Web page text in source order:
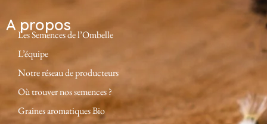
A propos
Les Semences de l’Ombelle
L’équipe
Notre réseau de producteurs
Où trouver nos semences ?
Graines aromatiques Bio